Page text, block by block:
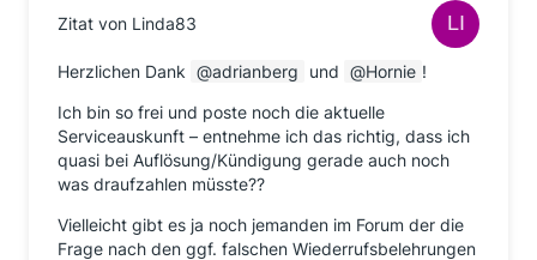
Zitat von Linda83
Herzlichen Dank adrianberg und Hornie !
Ich bin so frei und poste noch die aktuelle
Serviceauskunft – entnehme ich das richtig, dass ich
quasi bei Auflösung/Kündigung gerade auch noch
was draufzahlen müsste??
Vielleicht gibt es ja noch jemanden im Forum der die
Frage nach den ggf. falschen Wiederrufsbelehrungen